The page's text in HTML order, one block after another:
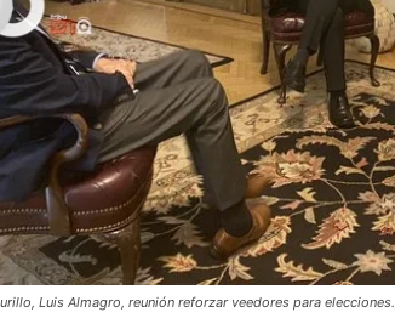
Luis Almagro, reunión reforzar veedores para elecciones.